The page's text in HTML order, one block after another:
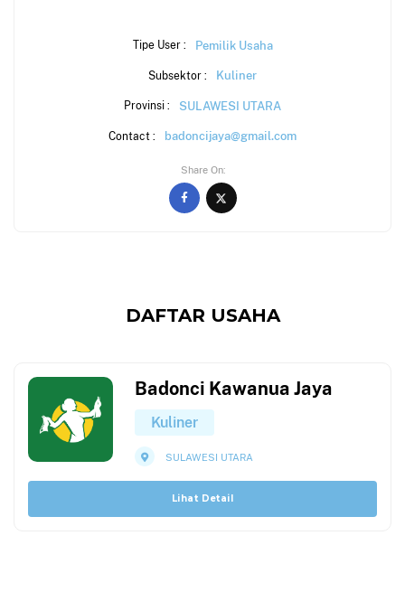
Tipe User : Pemilik Usaha
Subsektor : Kuliner
Provinsi : SULAWESI UTARA
Contact : badoncijaya@gmail.com
Share On
DAFTAR USAHA
Badonci Kawanua Jaya
Kuliner
SULAWESI UTARA
Lihat Detail